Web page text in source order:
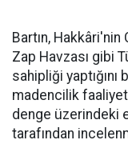
Bartın,
Zap Havzası gibi
sahipliği
madencilik
denge üzerindeki
tarafından